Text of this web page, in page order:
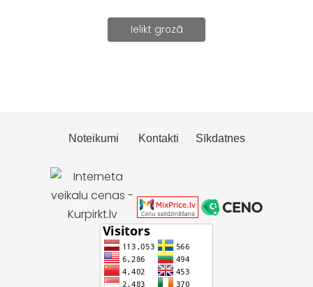
Ielikt grozā
Noteikumi Kontakti Sīkdatnes